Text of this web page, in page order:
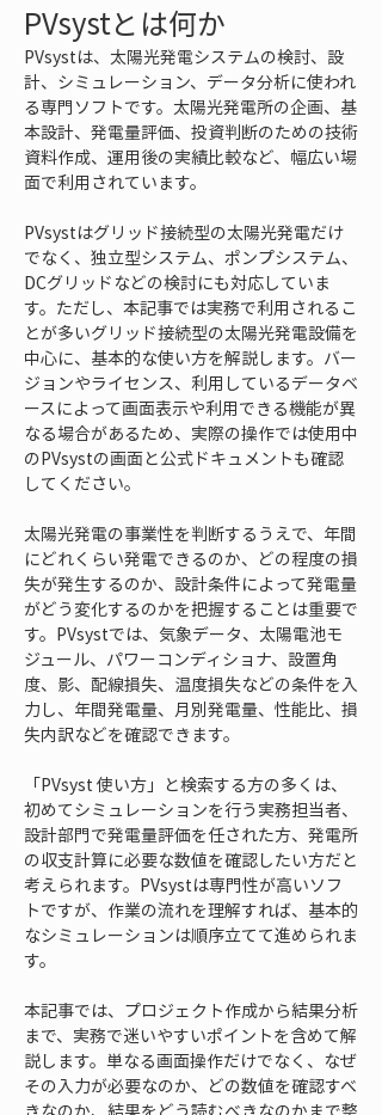
PVsystとは何か
PVsystは、太陽光発電システムの検討、設
計、シミュレーション、データ分析に使われ
る専門ソフトです。太陽光発電所の企画、基
本設計、発電量評価、投資判断のための技術
資料作成、運用後の実績比較など、幅広い場
面で利用されています。
PVsystはグリッド接続型の太陽光発電だけ
でなく、独立型システム、ポンプシステム、
DCグリッドなどの検討にも対応していま
す。ただし、本記事では実務で利用されるこ
とが多いグリッド接続型の太陽光発電設備を
中心に、基本的な使い方を解説します。バー
ジョンやライセンス、利用しているデータベ
ースによって画面表示や利用できる機能が異
なる場合があるため、実際の操作では使用中
のPVsystの画面と公式ドキュメントも確認
してください。
太陽光発電の事業性を判断するうえで、年間
にどれくらい発電できるのか、どの程度の損
失が発生するのか、設計条件によって発電量
がどう変化するのかを把握することは重要で
す。PVsystでは、気象データ、太陽電池モ
ジュール、パワーコンディショナ、設置角
度、影、配線損失、温度損失などの条件を入
力し、年間発電量、月別発電量、性能比、損
失内訳などを確認できます。
「PVsyst 使い方」と検索する方の多くは、
初めてシミュレーションを行う実務担当者、
設計部門で発電量評価を任された方、発電所
の収支計算に必要な数値を確認したい方だと
考えられます。PVsystは専門性が高いソフ
トですが、作業の流れを理解すれば、基本的
なシミュレーションは順序立てて進められま
す。
本記事では、プロジェクト作成から結果分析
まで、実務で迷いやすいポイントを含めて解
説します。単なる画面操作だけでなく、なぜ
その入力が必要なのか、どの数値を確認すべ
きなのか、結果をどう読むべきなのかまで整